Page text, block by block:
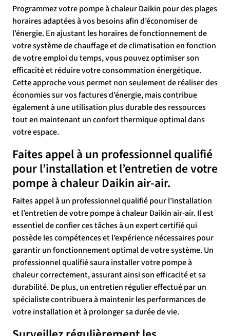
Programmez votre pompe à chaleur Daikin pour des plages
horaires adaptées à vos besoins afin d’économiser de
l’énergie. En ajustant les horaires de fonctionnement de
votre système de chauffage et de climatisation en fonction
de votre emploi du temps, vous pouvez optimiser son
efficacité et réduire votre consommation énergétique.
Cette approche vous permet non seulement de réaliser des
économies sur vos factures d’énergie, mais contribue
également à une utilisation plus durable des ressources
tout en maintenant un confort thermique optimal dans
votre espace.
Faites appel à un professionnel qualifié
pour l’installation et l’entretien de votre
pompe à chaleur Daikin air-air.
Faites appel à un professionnel qualifié pour l’installation
et l’entretien de votre pompe à chaleur Daikin air-air. Il est
essentiel de confier ces tâches à un expert certifié qui
possède les compétences et l’expérience nécessaires pour
garantir un fonctionnement optimal de votre système. Un
professionnel qualifié saura installer votre pompe à
chaleur correctement, assurant ainsi son efficacité et sa
durabilité. De plus, un entretien régulier effectué par un
spécialiste contribuera à maintenir les performances de
votre installation et à prolonger sa durée de vie.